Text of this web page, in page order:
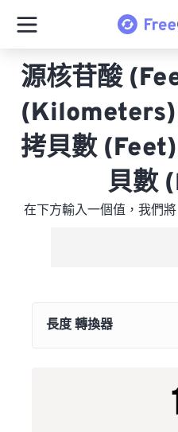
源核苷酸
(Kilometers)
拷貝數
貝數
在下方輸入一個值，我們